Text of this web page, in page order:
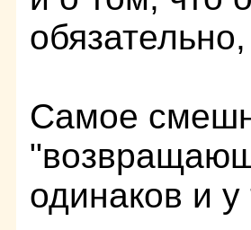
Самое
одинаков и